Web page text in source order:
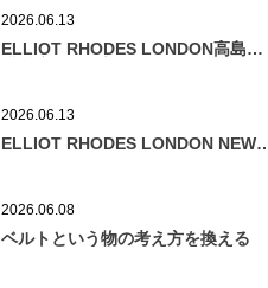
2026.06.13
ELLIOT RHODES LONDON高島屋
2026.06.13
ELLIOT RHODES LONDON NEW
2026.06.08
ベルトという物の考え方を換える